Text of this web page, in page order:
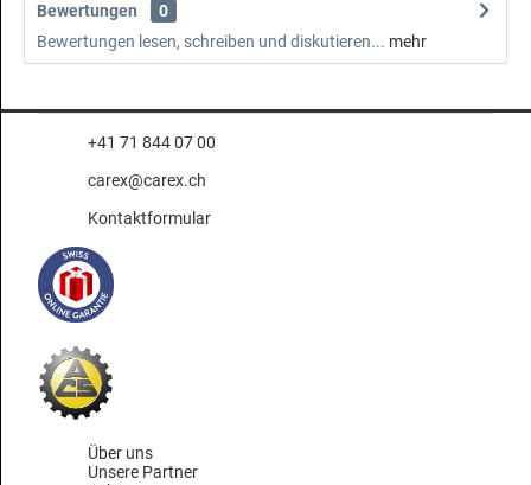
Bewertungen
0
Bewertungen lesen, schreiben und diskutieren... mehr
+41 71 844 07 00
carex@carex.ch
Kontaktformular
Über uns
Unsere Partner